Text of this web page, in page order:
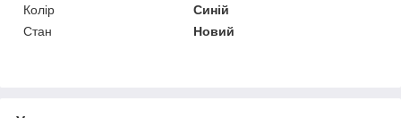
Колір
Синій
Стан
Новий